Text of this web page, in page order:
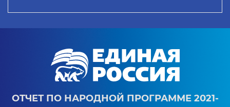
ОТЧЕТ ПО НАРОДНОЙ ПРОГРАММЕ 2021-